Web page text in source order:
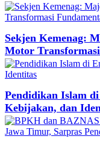
Sekjen Kemenag:
Motor
Pendidikan Islam
Kebijakan, dan